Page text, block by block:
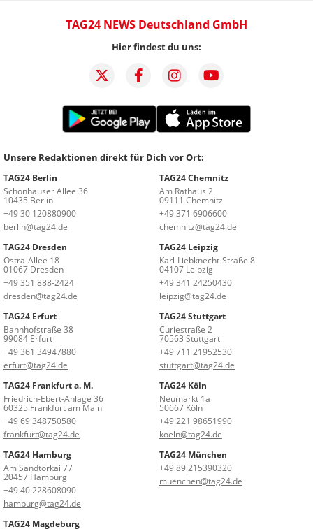
TAG24 NEWS Deutschland GmbH
Hier findest du uns:
Unsere Redaktionen direkt für Dich vor Ort:
TAG24 Berlin
Schönhauser Allee 36
10435 Berlin
+49 30 120880900
berlin@tag24.de
TAG24 Chemnitz
Am Rathaus 2
09111 Chemnitz
+49 371 6906600
chemnitz@tag24.de
TAG24 Dresden
Ostra-Allee 18
01067 Dresden
+49 351 888-2424
dresden@tag24.de
TAG24 Leipzig
Karl-Liebknecht-Straße 8
04107 Leipzig
+49 341 24250430
leipzig@tag24.de
TAG24 Erfurt
Bahnhofstraße 38
99084 Erfurt
+49 361 34947880
erfurt@tag24.de
TAG24 Stuttgart
Curiestraße 2
70563 Stuttgart
+49 711 21952530
stuttgart@tag24.de
TAG24 Frankfurt a. M.
Friedrich-Ebert-Anlage 36
60325 Frankfurt am Main
+49 69 348750580
frankfurt@tag24.de
TAG24 Köln
Neumarkt 1a
50667 Köln
+49 221 98651990
koeln@tag24.de
TAG24 Hamburg
Am Sandtorkai 77
20457 Hamburg
+49 40 228608090
hamburg@tag24.de
TAG24 München
+49 89 215390320
muenchen@tag24.de
TAG24 Magdeburg